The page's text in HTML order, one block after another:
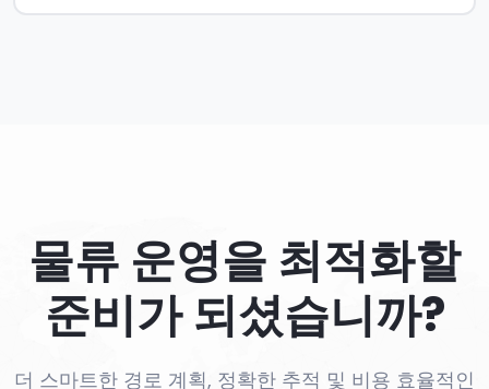
물류 운영을 최적화할
준비가 되셨습니까?
더 스마트한 경로 계획, 정확한 추적 및 비용 효율적인